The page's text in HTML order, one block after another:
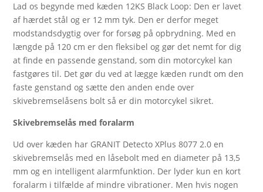
Lad os begynde med kæden 12KS Black Loop: Den er lavet
af hærdet stål og er 12 mm tyk. Den er derfor meget
modstandsdygtig over for forsøg på opbrydning. Med en
længde på 120 cm er den fleksibel og gør det nemt for dig
at finde en passende genstand, som din motorcykel kan
fastgøres til. Det gør du ved at lægge kæden rundt om den
faste genstand og sætte den anden ende over
skivebremselåsens bolt så er din motorcykel sikret.
Skivebremselås med foralarm
Ud over kæden har GRANIT Detecto XPlus 8077 2.0 en
skivebremselås med en låsebolt med en diameter på 13,5
mm og en intelligent alarmfunktion. Der lyder kun en kort
foralarm i tilfælde af mindre vibrationer. Men hvis nogen